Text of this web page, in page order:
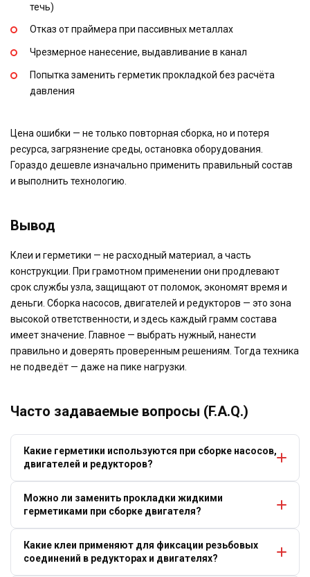
течь)
Отказ от праймера при пассивных металлах
Чрезмерное нанесение, выдавливание в канал
Попытка заменить герметик прокладкой без расчёта
давления
Цена ошибки — не только повторная сборка, но и потеря
ресурса, загрязнение среды, остановка оборудования.
Гораздо дешевле изначально применить правильный состав
и выполнить технологию.
Вывод
Клеи и герметики — не расходный материал, а часть
конструкции. При грамотном применении они продлевают
срок службы узла, защищают от поломок, экономят время и
деньги. Сборка насосов, двигателей и редукторов — это зона
высокой ответственности, и здесь каждый грамм состава
имеет значение. Главное — выбрать нужный, нанести
правильно и доверять проверенным решениям. Тогда техника
не подведёт — даже на пике нагрузки.
Часто задаваемые вопросы (F.A.Q.)
Какие герметики используются при сборке насосов,
двигателей и редукторов?
Можно ли заменить прокладки жидкими
герметиками при сборке двигателя?
Какие клеи применяют для фиксации резьбовых
соединений в редукторах и двигателях?